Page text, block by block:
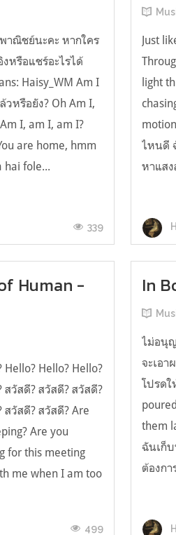
าณิชย์นะคะ หากใคร
งหรือแชร์อะไรได้
Haisy_WM Am I
หรือยัง? Oh Am I,
I, am I, am I?
are home, hmm
hai fole...
339
Just
light
ไหนดี
หาแส
Human -
Hello? Hello? Hello?
สวัสดี? สวัสดี? สวัสดี?
สวัสดี? สวัสดี? Are
Are you
for this meeting
me when I am too
499
In
ไม่อนุ
จะเอา
โปรดใ
them
ฉันเก็
ต้องก